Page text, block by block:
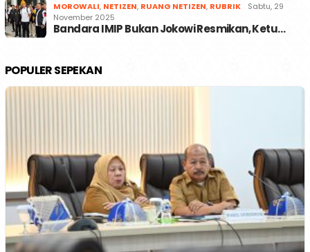
MOROWALI, NETIZEN, RUANG NETIZEN, RUBRIK
Sabtu, 29
November 2025
Bandara IMIP Bukan Jokowi Resmikan, Ketu…
POPULER SEPEKAN